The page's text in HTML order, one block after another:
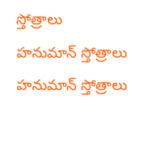
స్తోత్రాలు
హనుమాన్ స్తోత్రాలు
హనుమాన్ స్తోత్రాలు